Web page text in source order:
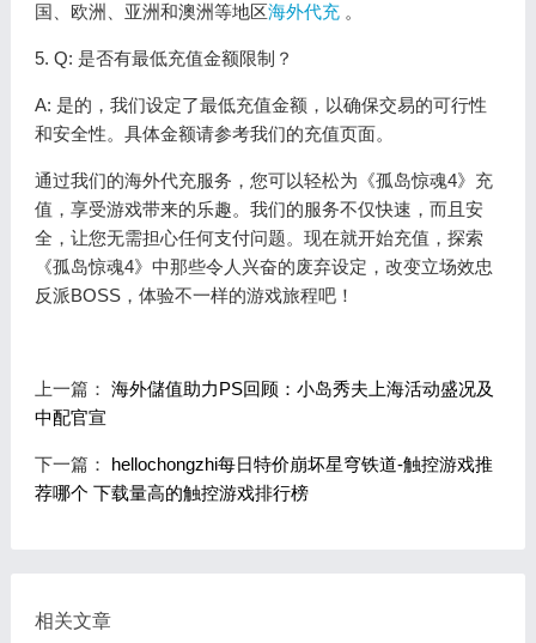
国、欧洲、亚洲和澳洲等地区海外代充。
5. Q: 是否有最低充值金额限制？
A: 是的，我们设定了最低充值金额，以确保交易的可行性
和安全性。具体金额请参考我们的充值页面。
通过我们的海外代充服务，您可以轻松为《孤岛惊魂4》充
值，享受游戏带来的乐趣。我们的服务不仅快速，而且安
全，让您无需担心任何支付问题。现在就开始充值，探索
《孤岛惊魂4》中那些令人兴奋的废弃设定，改变立场效忠
反派BOSS，体验不一样的游戏旅程吧！
上一篇： 海外儲值助力PS回顾：小岛秀夫上海活动盛况及
中配官宣
下一篇： hellochongzhi每日特价崩坏星穹铁道-触控游戏推
荐哪个 下载量高的触控游戏排行榜
相关文章